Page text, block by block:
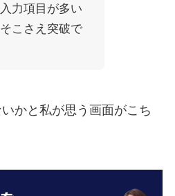
力項目が多い
こさえ突破で
かと私が思う画面がこち